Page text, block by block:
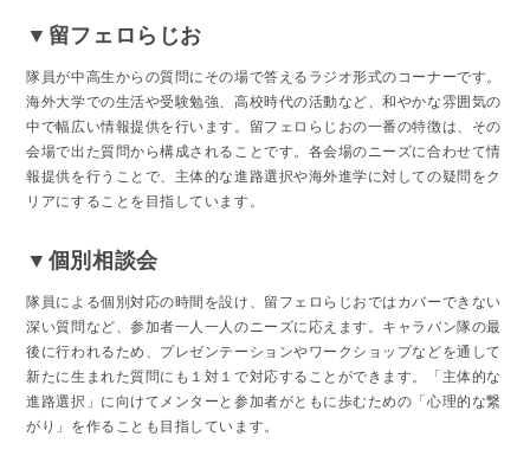
▼留フェロらじお
隊員が中高生からの質問にその場で答えるラジオ形式のコーナーです。
海外大学での生活や受験勉強、高校時代の活動など、和やかな雰囲気の
中で幅広い情報提供を行います。留フェロらじおの一番の特徴は、その
会場で出た質問から構成されることです。各会場のニーズに合わせて情
報提供を行うことで、主体的な進路選択や海外進学に対しての疑問をク
リアにすることを目指しています。
▼個別相談会
隊員による個別対応の時間を設け、留フェロらじおではカバーできない
深い質問など、参加者一人一人のニーズに応えます。キャラバン隊の最
後に行われるため、プレゼンテーションやワークショップなどを通して
新たに生まれた質問にも１対１で対応することができます。「主体的な
進路選択」に向けてメンターと参加者がともに歩むための「心理的な繋
がり」を作ることも目指しています。